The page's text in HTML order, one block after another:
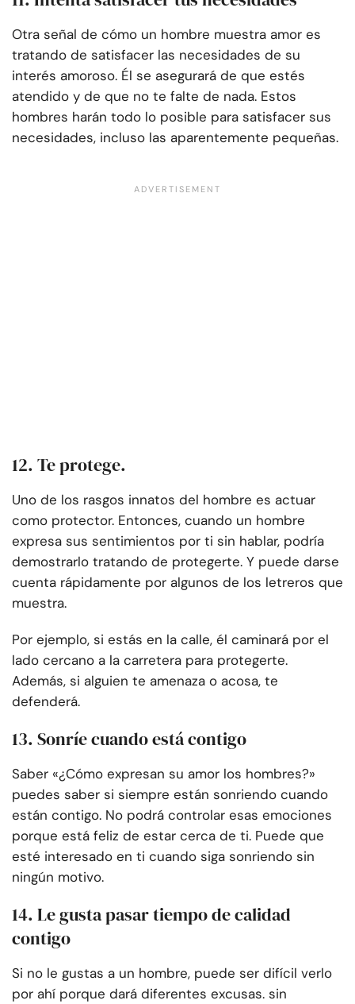
Otra señal de cómo un hombre muestra amor es
tratando de satisfacer las necesidades de su
interés amoroso. Él se asegurará de que estés
atendido y de que no te falte de nada. Estos
hombres harán todo lo posible para satisfacer sus
necesidades, incluso las aparentemente pequeñas.
12. Te protege.
Uno de los rasgos innatos del hombre es actuar
como protector. Entonces, cuando un hombre
expresa sus sentimientos por ti sin hablar, podría
demostrarlo tratando de protegerte. Y puede darse
cuenta rápidamente por algunos de los letreros que
muestra.
Por ejemplo, si estás en la calle, él caminará por el
lado cercano a la carretera para protegerte.
Además, si alguien te amenaza o acosa, te
defenderá.
13. Sonríe cuando está contigo
Saber «¿Cómo expresan su amor los hombres?»
puedes saber si siempre están sonriendo cuando
están contigo. No podrá controlar esas emociones
porque está feliz de estar cerca de ti. Puede que
esté interesado en ti cuando siga sonriendo sin
ningún motivo.
14. Le gusta pasar tiempo de calidad
contigo
Si no le gustas a un hombre, puede ser difícil verlo
por ahí porque dará diferentes excusas. sin